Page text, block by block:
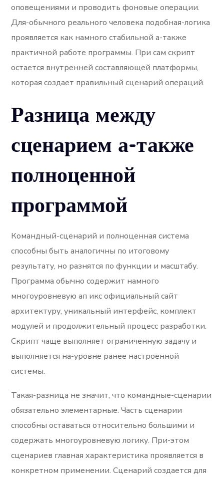
оповещениями и проводить фоновые операции.
Для-обычного реального человека подобная-логика
проявляется как намного стабильной а-также
практичной работе программы. При сам скрипт
остается внутренней составляющей платформы,
которая создает правильный сценарий операций.
Разница между
сценарием а-также
полноценной
программой
Командный-сценарий и полноценная система
способны быть аналогичны по итоговому
результату, но разнятся по функции и масштабу.
Программа обычно содержит намного
многоуровневую ап икс официальный сайт
архитектуру, уникальный интерфейс, комплект
модулей и продолжительный процесс разработки.
Скрипт чаще выполняет ограниченную задачу и
выполняется на-уровне ранее настроенной
системы.
Такая-разница не значит, что командные-сценарии
обязательно элементарные. Часть сценарии
способны оставаться относительно большими и
содержать многоуровневую логику. При-этом
сценариев главная характеристика проявляется в
конкретном применении. Сценарий создается для